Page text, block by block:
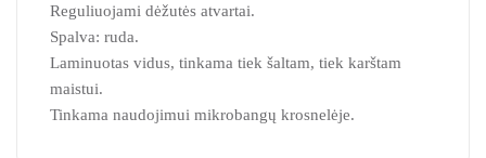
Reguliuojami dėžutės atvartai.
Spalva: ruda.
Laminuotas vidus, tinkama tiek šaltam, tiek karštam
maistui.
Tinkama naudojimui mikrobangų krosnelėje.